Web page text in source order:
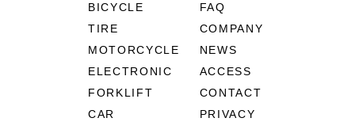
BICYCLE
TIRE
MOTORCYCLE
ELECTRONIC
FORKLIFT
CAR
FAQ
COMPANY
NEWS
ACCESS
CONTACT
PRIVACY